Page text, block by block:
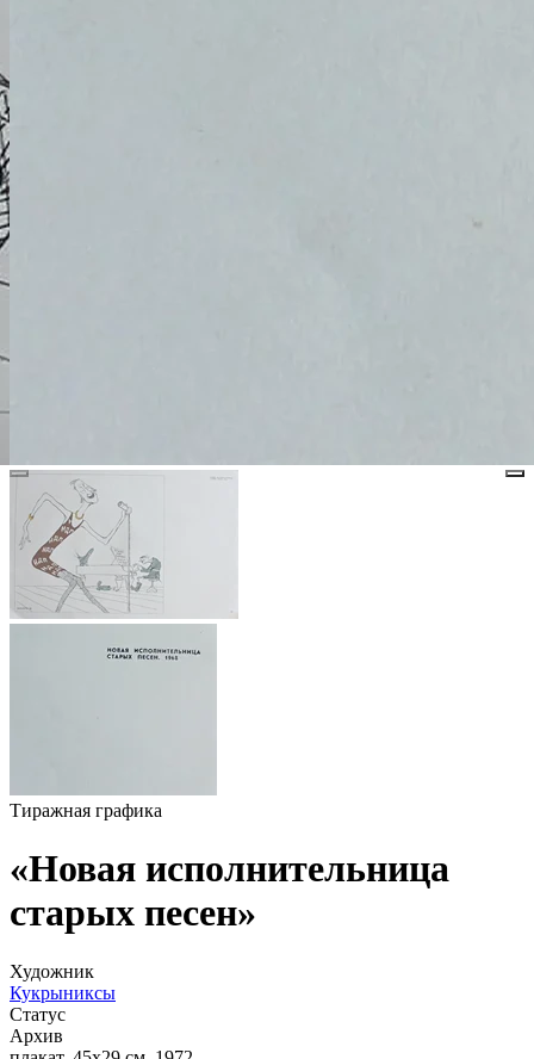
Тиражная графика
«Новая исполнительница
старых песен»
Художник
Кукрыниксы
Статус
Архив